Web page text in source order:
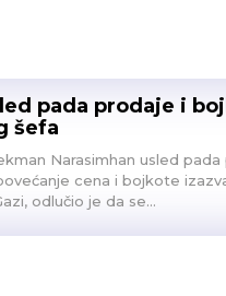
pada prodaje i
šefa
Narasimhan usled pada
cena i bojkote
odlučio je da se...